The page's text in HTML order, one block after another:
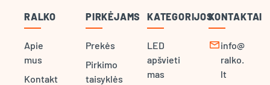
RALKO
Apie
mus
Kontakt
PIRKĖJAMS
Prekės
Pirkimo
taisyklės
KATEGORIJOS
LED
apšvieti
mas
KONTAKTAI
mailinfo@
ralko.
lt